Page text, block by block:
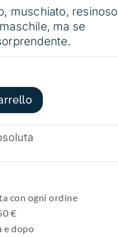
muschiato, resinoso
ma se
con ogni ordine
€
e dopo